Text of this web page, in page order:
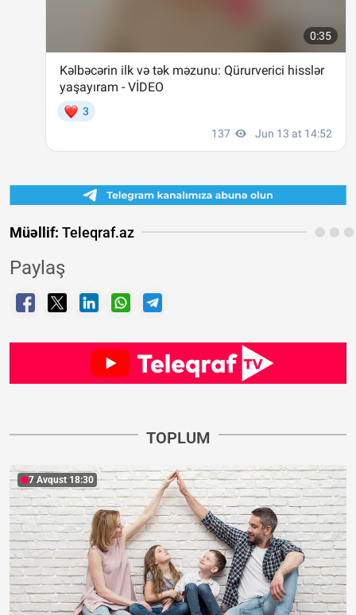
Müəllif: Teleqraf.az
Paylaş
TOPLUM
7 Avqust 18:30